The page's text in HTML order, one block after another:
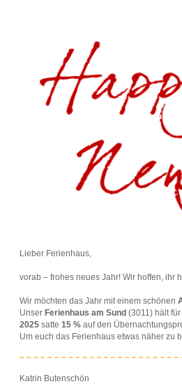
Lieber Ferienhaus,
vorab – frohes neues Jahr! Wir hoffen, ihr
Wir möchten das Jahr mit einem schönen
Unser Ferienhaus am Sund (3011) hält
2025 satte 15 % auf den
Um euch das Ferienhaus etwas näher zu
Katrin Butenschön